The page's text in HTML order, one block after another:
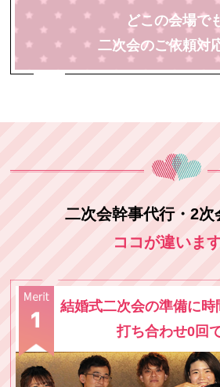
どこの会場で
二次会のご依頼対
二次会幹事代行・2
ココが違いま
結婚式二次会の準備に
打ち合わせ0回